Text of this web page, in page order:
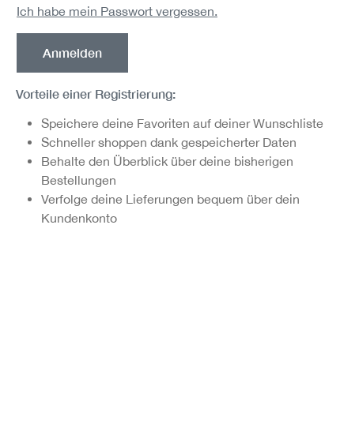
Ich habe mein Passwort vergessen.
Anmelden
Vorteile einer Registrierung:
Speichere deine Favoriten auf deiner Wunschliste
Schneller shoppen dank gespeicherter Daten
Behalte den Überblick über deine bisherigen
Bestellungen
Verfolge deine Lieferungen bequem über dein
Kundenkonto